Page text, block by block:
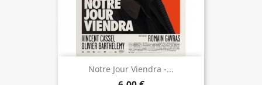
Notre Jour Viendra -...